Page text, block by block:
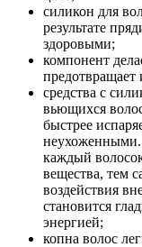
силикон для
результате
здоровыми;
компонент
средства с
вьющихся
быстрее
каждый
вещества, тем
воздействия
становится
энергией;
копна волос